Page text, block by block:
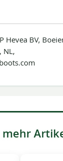
Hevea BV,
NL,